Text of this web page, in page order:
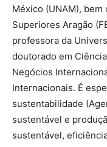
México (UNAM), bem
Superiores Aragão
professora da
doutorado em
Negócios
Internacionais. É
sustentabilidade
sustentável e
sustentável,